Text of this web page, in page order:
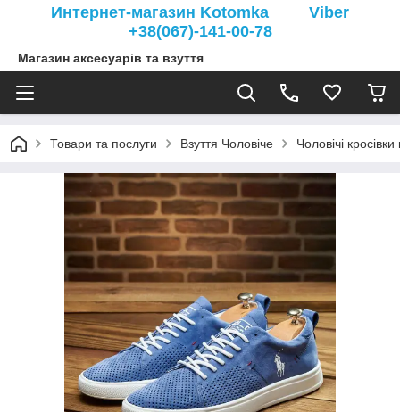
Интернет-магазин Kotomka Viber
+38(067)-141-00-78
Магазин аксесуарів та взуття
Товари та послуги Взуття Чоловіче Чоловічі